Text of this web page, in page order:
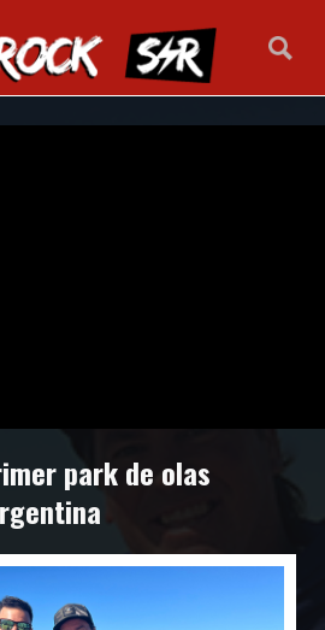
park de olas